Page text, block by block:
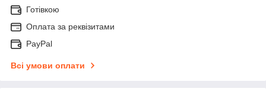
Готівкою
Оплата за реквізитами
PayPal
Всі умови оплати